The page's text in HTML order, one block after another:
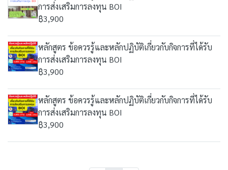
การส่งเสริมการลงทุน BOI
฿3,900
หลักสูตร ข้อควรรู้และหลักปฏิบัติเกี่ยวกับกิจการที่ได้รับ
การส่งเสริมการลงทุน BOI
฿3,900
หลักสูตร ข้อควรรู้และหลักปฏิบัติเกี่ยวกับกิจการที่ได้รับ
การส่งเสริมการลงทุน BOI
฿3,900